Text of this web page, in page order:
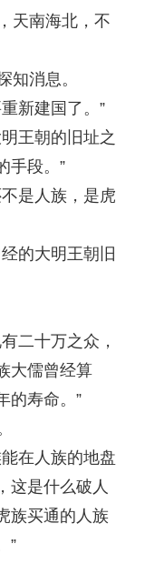
天南海北，不
消息。
新建国了。”
王朝的旧址之
手段。”
是人族，是虎
的大明王朝旧
二十万之众，
大儒曾经算
的寿命。”
在人族的地盘
这是什么破人
族买通的人族
”